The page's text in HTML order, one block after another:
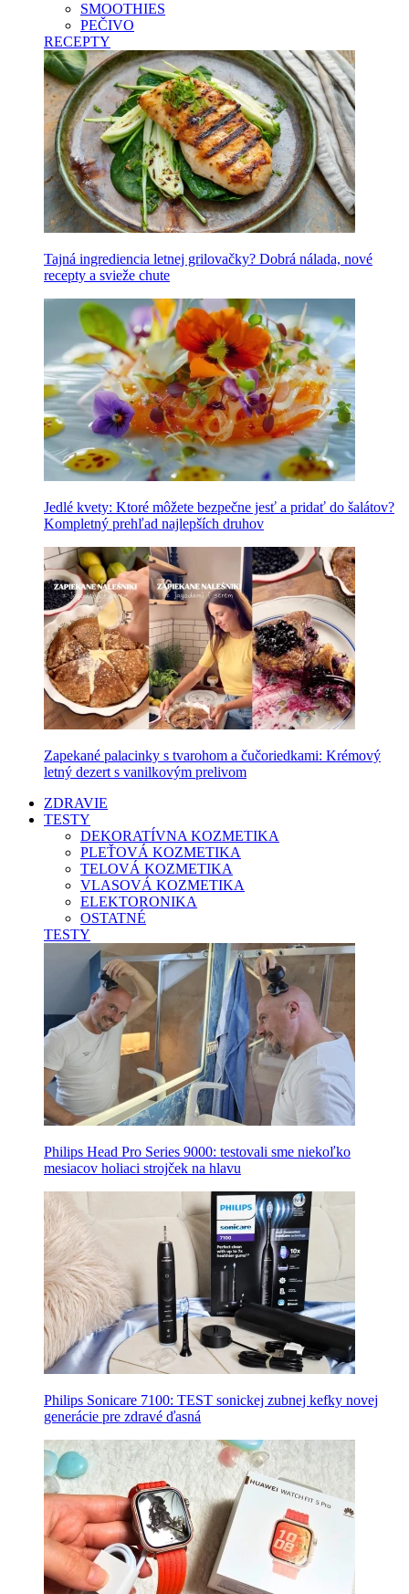
SMOOTHIES
PEČIVO
RECEPTY
Tajná ingrediencia letnej grilovačky? Dobrá nálada, nové
recepty a svieže chute
Jedlé kvety: Ktoré môžete bezpečne jesť a pridať do šalátov?
Kompletný prehľad najlepších druhov
Zapekané palacinky s tvarohom a čučoriedkami: Krémový
letný dezert s vanilkovým prelivom
ZDRAVIE
TESTY
DEKORATÍVNA KOZMETIKA
PLEŤOVÁ KOZMETIKA
TELOVÁ KOZMETIKA
VLASOVÁ KOZMETIKA
ELEKTORONIKA
OSTATNÉ
TESTY
Philips Head Pro Series 9000: testovali sme niekoľko
mesiacov holiaci strojček na hlavu
Philips Sonicare 7100: TEST sonickej zubnej kefky novej
generácie pre zdravé ďasná